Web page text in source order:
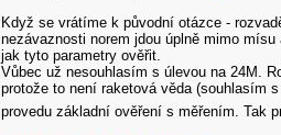
Když se vrátíme k původní otázce -
nezávaznosti norem jdou úplně mimo
jak tyto parametry ověřit.
Vůbec už nesouhlasím s úlevou na 24M.
protože to není raketová věda (souhlasím
provedu základní ověření s měřením. Tak